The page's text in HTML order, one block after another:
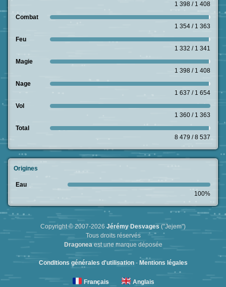
1 398 / 1 408
Combat
1 354 / 1 363
Feu
1 332 / 1 341
Magie
1 398 / 1 408
Nage
1 637 / 1 654
Vol
1 360 / 1 363
Total
8 479 / 8 537
Origines
Eau
100%
Copyright © 2007-2026 Jérémy Desvages ("Jejem")
Tous droits réservés
Dragoneaest une marque déposée
Conditions générales d'utilisation- Mentions légales
Français Anglais